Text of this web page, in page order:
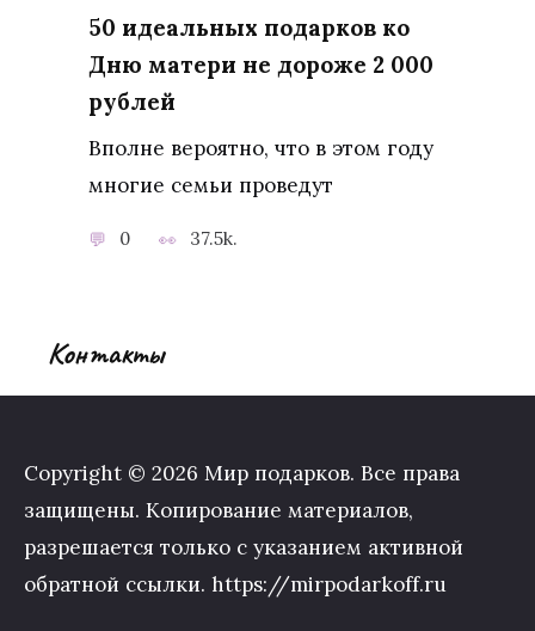
50 идеальных подарков ко
Дню матери не дороже 2 000
рублей
Вполне вероятно, что в этом году
многие семьи проведут
0 37.5k.
Контакты
Copyright © 2026 Мир подарков. Все права
защищены. Копирование материалов,
разрешается только с указанием активной
обратной ссылки. https://mirpodarkoff.ru